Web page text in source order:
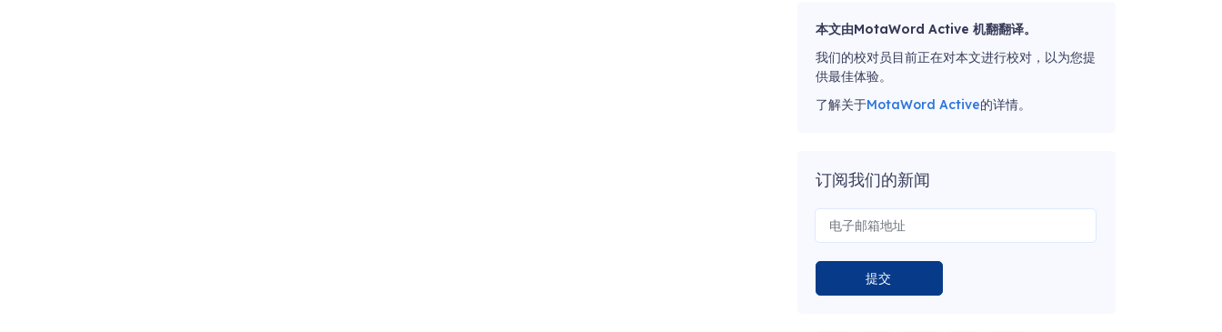
本文由MotaWord Active 机翻翻译。
我们的校对员目前正在对本文进行校对，以为您提
供最佳体验。
了解关于MotaWord Active的详情。
订阅我们的新闻
提交